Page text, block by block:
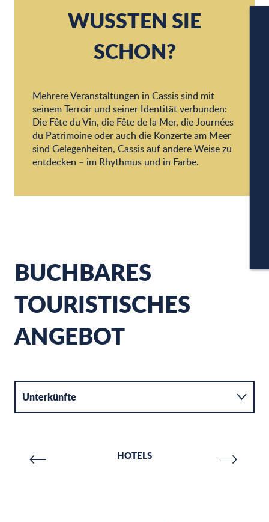
WUSSTEN SIE
SCHON?
Mehrere Veranstaltungen in Cassis sind mit
seinem Terroir und seiner Identität verbunden:
Die Fête du Vin, die Fête de la Mer, die Journées
du Patrimoine oder auch die Konzerte am Meer
sind Gelegenheiten, Cassis auf andere Weise zu
entdecken – im Rhythmus und in Farbe.
BUCHBARES
TOURISTISCHES
ANGEBOT
Unterkünfte
Verpflegung HOTELS